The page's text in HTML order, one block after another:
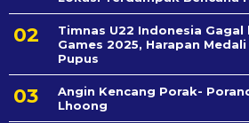
Timnas U22 Indonesia Gagal
Games 2025, Harapan
Pupus
Angin Kencang Porak-
Lhoong